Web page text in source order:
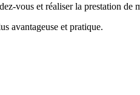
vous et réaliser la prestation de
avantageuse et pratique.